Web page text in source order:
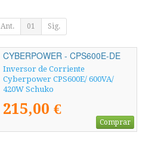
Ant. 01 Sig.
CYBERPOWER - CPS600E-DE
Inversor de Corriente
Cyberpower CPS600E/ 600VA/
420W Schuko
215,00 €
Comprar